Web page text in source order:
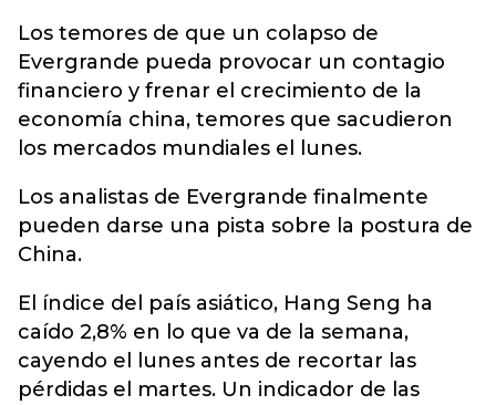
Los temores de que un colapso de
Evergrande pueda provocar un contagio
financiero y frenar el crecimiento de la
economía china, temores que sacudieron
los mercados mundiales el lunes.
Los analistas de Evergrande finalmente
pueden darse una pista sobre la postura de
China.
El índice del país asiático, Hang Seng ha
caído 2,8% en lo que va de la semana,
cayendo el lunes antes de recortar las
pérdidas el martes. Un indicador de las